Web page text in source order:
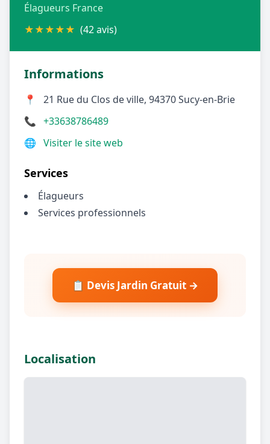
Élagueurs France
★★★★★ (42 avis)
Informations
📍
21 Rue du Clos de ville, 94370 Sucy-en-Brie
📞 +33638786489
🌐 Visiter le site web
Services
Élagueurs
Services professionnels
📋 Devis Jardin Gratuit →
Localisation